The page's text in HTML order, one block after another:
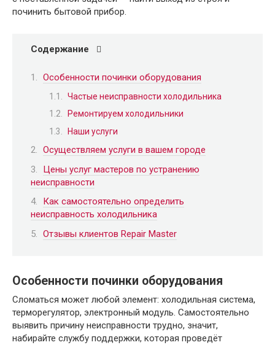
починить бытовой прибор.
Содержание
Особенности починки оборудования
Частые неисправности холодильника
Ремонтируем холодильники
Наши услуги
Осуществляем услуги в вашем городе
Цены услуг мастеров по устранению
неисправности
Как самостоятельно определить
неисправность холодильника
Отзывы клиентов Repair Master
Особенности починки оборудования
Сломаться может любой элемент: холодильная система,
терморегулятор, электронный модуль. Самостоятельно
выявить причину неисправности трудно, значит,
набирайте службу поддержки, которая проведёт